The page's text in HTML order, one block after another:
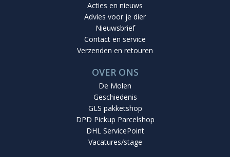
Acties en nieuws
Advies voor je dier
Nieuwsbrief
Contact en service
Verzenden en retouren
OVER ONS
De Molen
Geschiedenis
GLS pakketshop
DPD Pickup Parcelshop
DHL ServicePoint
Vacatures/stage